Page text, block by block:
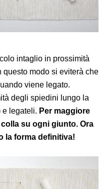
intaglio in prossimità
modo si eviterà che
viene legato.
degli spiedini lungo la
e legateli. Per maggiore
su ogni giunto. Ora
la forma definitiva!